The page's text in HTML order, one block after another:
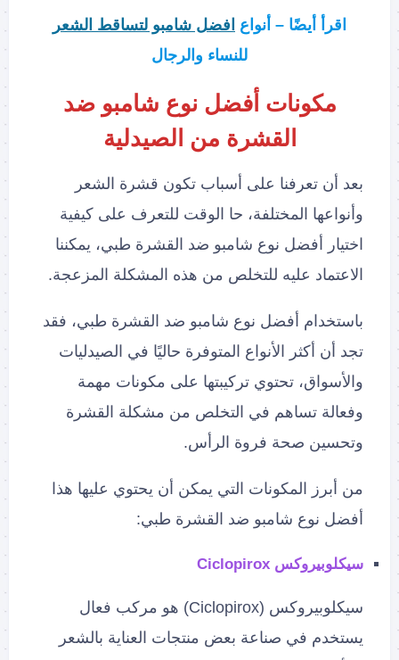
اقرأ أيضًا – أنواع افضل شامبو لتساقط الشعر
للنساء والرجال
مكونات أفضل نوع شامبو ضد
القشرة من الصيدلية
بعد أن تعرفنا على أسباب تكون قشرة الشعر
وأنواعها المختلفة، حا الوقت للتعرف على كيفية
اختيار أفضل نوع شامبو ضد القشرة طبي، يمكننا
الاعتماد عليه للتخلص من هذه المشكلة المزعجة.
باستخدام أفضل نوع شامبو ضد القشرة طبي، فقد
تجد أن أكثر الأنواع المتوفرة حاليًا في الصيدليات
والأسواق، تحتوي تركيبتها على مكونات مهمة
وفعالة تساهم في التخلص من مشكلة القشرة
وتحسين صحة فروة الرأس.
من أبرز المكونات التي يمكن أن يحتوي عليها هذا
أفضل نوع شامبو ضد القشرة طبي:
سيكلوبيروكس Ciclopirox
سيكلوبيروكس (Ciclopirox) هو مركب فعال
يستخدم في صناعة بعض منتجات العناية بالشعر